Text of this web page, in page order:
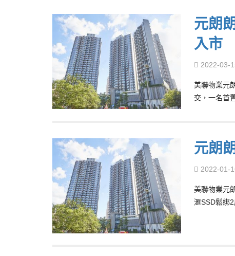
元朗
入市
2022-03-
美聯物業元
交，一名首
元朗
2022-01-
美聯物業元
滙SSD鬆綁